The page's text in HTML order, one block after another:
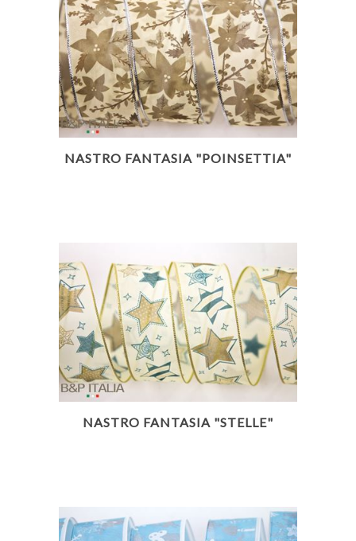
NASTRO FANTASIA "POINSETTIA"
NASTRO FANTASIA "STELLE"